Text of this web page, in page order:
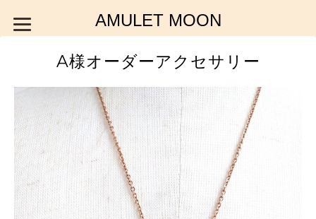
AMULET MOON
A様オーダーアクセサリー